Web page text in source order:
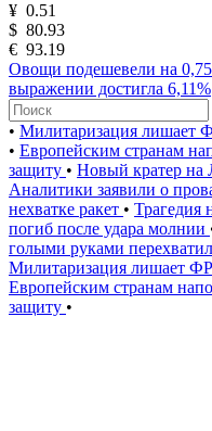
¥ 0.51
$ 80.93
€ 93.19
Овощи подешевели на
выражении достигла 6,11%
• Милитаризация лишает
• Европейским странам
защиту • Новый кратер на
Аналитики заявили о
нехватке ракет • Трагедия
погиб после удара молнии
голыми руками
Милитаризация лишает
Европейским странам
защиту •